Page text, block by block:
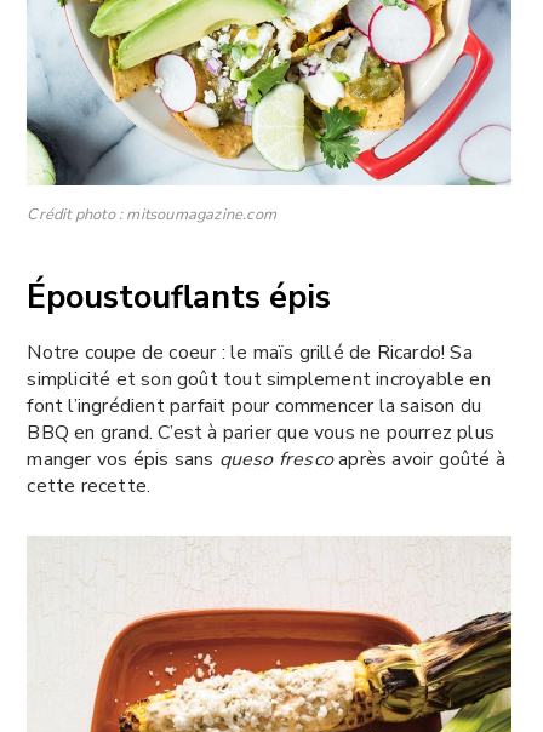
Crédit photo : mitsoumagazine.com
Époustouflants épis
Notre coupe de coeur : le maïs grillé de Ricardo! Sa
simplicité et son goût tout simplement incroyable en
font l’ingrédient parfait pour commencer la saison du
BBQ en grand. C’est à parier que vous ne pourrez plus
manger vos épis sans queso frescoaprès avoir goûté à
cette recette.